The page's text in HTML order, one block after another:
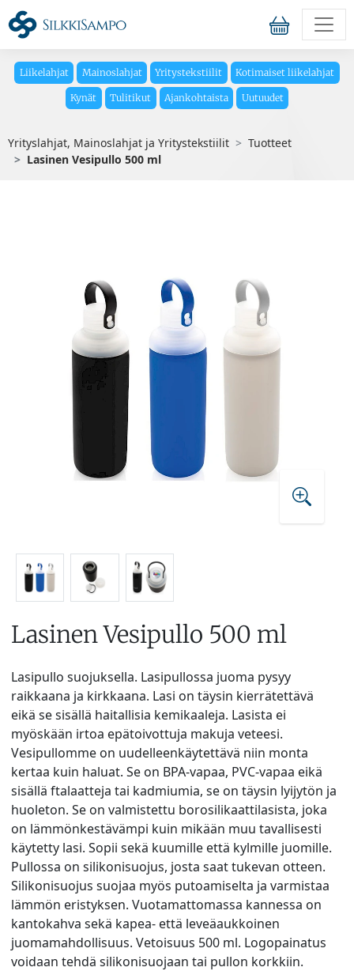
Liikelahjat Mainoslahjat Yritystekstiilit Kotimaiset liikelahjat
Kynät Tulitikut Ajankohtaista Uutuudet
Yrityslahjat, Mainoslahjat ja Yritystekstiilit
Tuotteet
Lasinen Vesipullo 500 ml
Lasinen Vesipullo 500 ml
Lasipullo suojuksella. Lasipullossa juoma pysyy
raikkaana ja kirkkaana. Lasi on täysin kierrätettävä
eikä se sisällä haitallisia kemikaaleja. Lasista ei
myöskään irtoa epätoivottuja makuja veteesi.
Vesipullomme on uudelleenkäytettävä niin monta
kertaa kuin haluat. Se on BPA-vapaa, PVC-vapaa eikä
sisällä ftalaatteja tai kadmiumia, se on täysin lyijytön ja
huoleton. Se on valmistettu borosilikaattilasista, joka
on lämmönkestävämpi kuin mikään muu tavallisesti
käytetty lasi. Sopii sekä kuumille että kylmille juomille.
Pullossa on silikonisuojus, josta saat tukevan otteen.
Silikonisuojus suojaa myös putoamiselta ja varmistaa
lämmön eristyksen. Vuotamattomassa kannessa on
kantokahva sekä kapea- että leveäaukkoinen
juomamahdollisuus. Vetoisuus 500 ml. Logopainatus
voidaan tehdä silikonisuojaan tai pullon korkkiin.